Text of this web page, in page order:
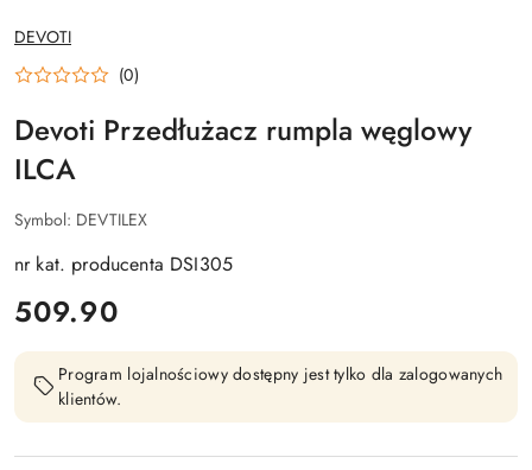
NAZWA
PRODUCENTA:
DEVOTI
(0)
Devoti Przedłużacz rumpla węglowy
ILCA
Symbol: DEVTILEX
nr kat. producenta DSI305
cena:
509.90
Program lojalnościowy dostępny jest tylko dla zalogowanych
klientów.